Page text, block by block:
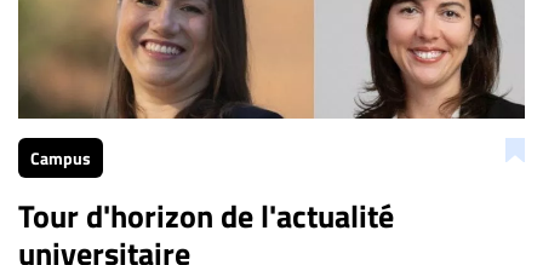
Campus
Tour d'horizon de l'actualité
universitaire